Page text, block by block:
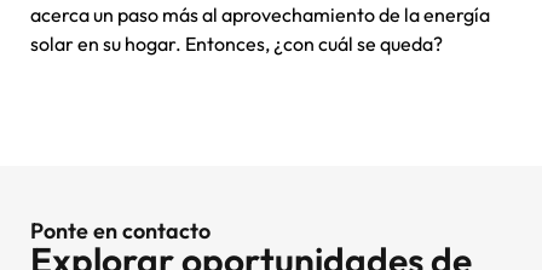
acerca un paso más al aprovechamiento de la energía
solar en su hogar. Entonces, ¿con cuál se queda?
Ponte en contacto
Explorar oportunidades de